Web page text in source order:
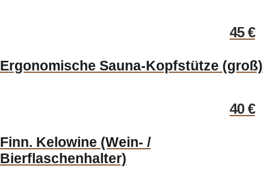
45€
Ergonomische Sauna-Kopfstütze (groß)
40€
Finn. Kelowine (Wein- /
Bierflaschenhalter)